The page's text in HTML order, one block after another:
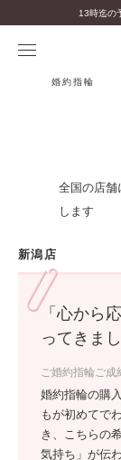
婚約指輪
全国の店舗
します
新潟店
「心から
ってきま
ご婚約指輪ご成
婚約指輪の購
もが初めてで
き、こちらの
気持ち」が伝